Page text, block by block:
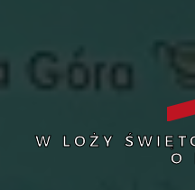
W LOŻY
O